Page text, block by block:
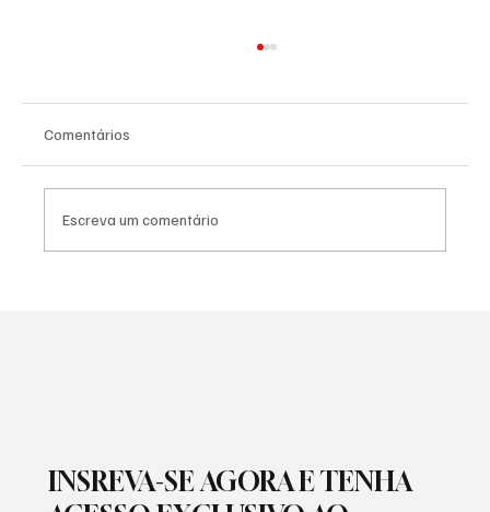
Comentários
Escreva um comentário
INSREVA-SE AGORA E TENHA